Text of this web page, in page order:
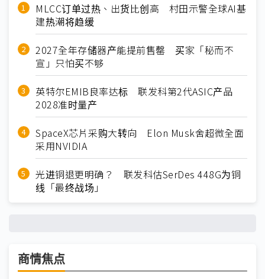
MLCC订单过热、出货比创高 村田示警全球AI基
建热潮将趋缓
2027全年存储器产能提前售罄 买家「秘而不
宣」只怕买不够
英特尔EMIB良率达标 联发科第2代ASIC产品
2028准时量产
SpaceX芯片采购大转向 Elon Musk舍超微全面
采用NVIDIA
光进铜退更明确？ 联发科估SerDes 448G为铜
线「最终战场」
商情焦点